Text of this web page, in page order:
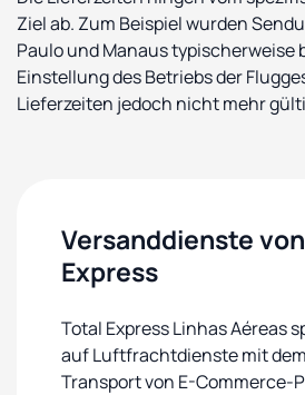
Ziel ab. Zum Beispiel wurden
Paulo und Manaus typischerweise
Einstellung des Betriebs der
Lieferzeiten jedoch nicht mehr
Versanddienste
Express
Total Express Linhas Aéreas
auf Luftfrachtdienste mit
Transport von E-Commerce-